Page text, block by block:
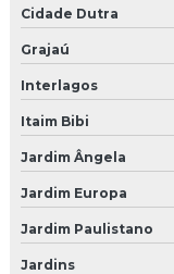
Empresa de
Empresa que faz
Empresa segurança
Empresa de
Empresas de
Empresas de
Cidade Dutra
Grajaú
Interlagos
Itaim Bibi
Jardim Ângela
Jardim Europa
Jardim Paulistano
Jardins